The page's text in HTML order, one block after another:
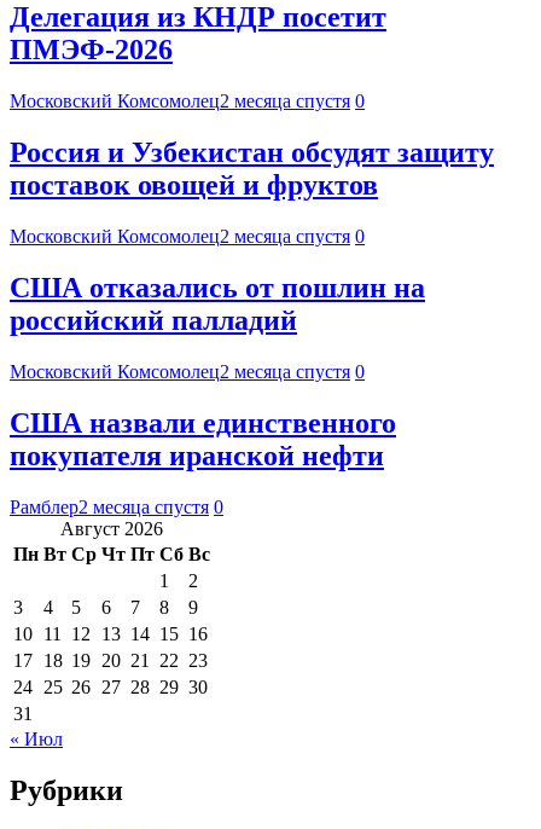
Делегация из КНДР посетит
ПМЭФ-2026
Московский Комсомолец2 месяца спустя 0
Россия и Узбекистан обсудят защиту
поставок овощей и фруктов
Московский Комсомолец2 месяца спустя 0
США отказались от пошлин на
российский палладий
Московский Комсомолец2 месяца спустя 0
США назвали единственного
покупателя иранской нефти
Рамблер2 месяца спустя 0
Август 2026
Пн Вт Ср Чт Пт Сб Вс
1
2
3
4 5 6 7 8
9
10 11 12 13 14 15 16
17 18 19 20 21 22 23
24 25 26 27 28 29 30
31
« Июл
Рубрики